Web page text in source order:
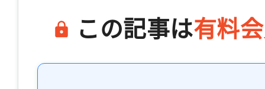
この記事は有料